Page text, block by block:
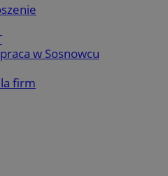
w Sosnowcu
firm